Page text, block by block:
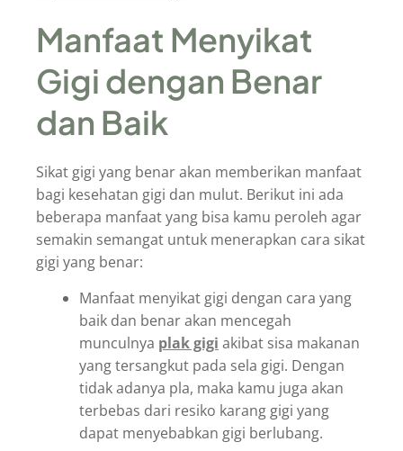
Manfaat Menyikat
Gigi dengan Benar
dan Baik
Sikat gigi yang benar akan memberikan manfaat
bagi kesehatan gigi dan mulut. Berikut ini ada
beberapa manfaat yang bisa kamu peroleh agar
semakin semangat untuk menerapkan cara sikat
gigi yang benar:
Manfaat menyikat gigi dengan cara yang
baik dan benar akan mencegah
munculnya plak gigi akibat sisa makanan
yang tersangkut pada sela gigi. Dengan
tidak adanya pla, maka kamu juga akan
terbebas dari resiko karang gigi yang
dapat menyebabkan gigi berlubang.